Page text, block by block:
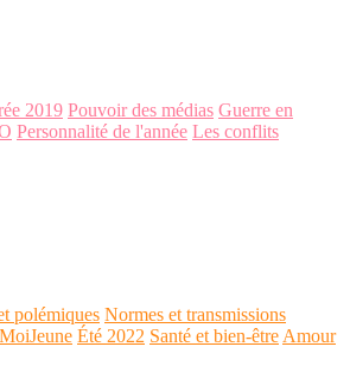
2019 Pouvoir des médias Guerre en
Personnalité de l'année Les conflits
polémiques Normes et transmissions
Été 2022 Santé et bien-être Amour